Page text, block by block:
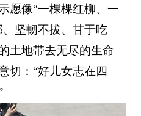
愿像“一棵棵红柳、一
坚韧不拔、甘于吃
土地带去无尽的生命
切：“好儿女志在四